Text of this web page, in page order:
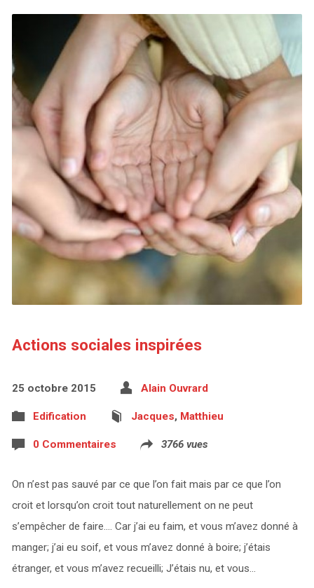
Actions sociales inspirées
25 octobre 2015 Alain Ouvrard
Edification Jacques, Matthieu
0 Commentaires 3766 vues
On n’est pas sauvé par ce que l’on fait mais par ce que l’on
croit et lorsqu’on croit tout naturellement on ne peut
s’empêcher de faire…. Car j’ai eu faim, et vous m’avez donné à
manger; j’ai eu soif, et vous m’avez donné à boire; j’étais
étranger, et vous m’avez recueilli; J’étais nu, et vous…